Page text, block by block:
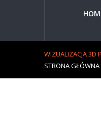
WIZUALIZACJA 3D
STRONA GŁÓWNA